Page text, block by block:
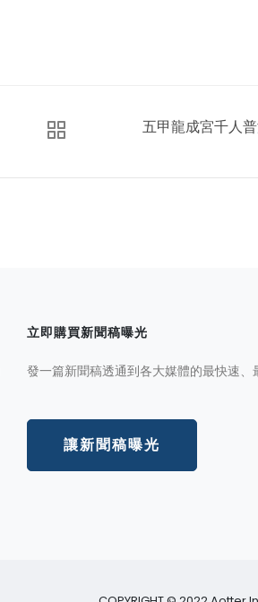
五甲龍成宮千人
立即購買新聞稿曝光
發一篇新聞稿透通到各大媒體的最快速、
讓新聞稿曝光